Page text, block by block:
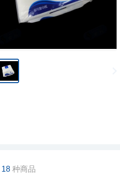
18种商品